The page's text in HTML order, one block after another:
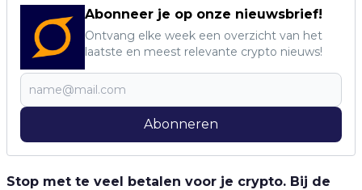
Abonneer je op onze nieuwsbrief!
Ontvang elke week een overzicht van het
laatste en meest relevante crypto nieuws!
Abonneren
Stop met te veel betalen voor je crypto. Bij de